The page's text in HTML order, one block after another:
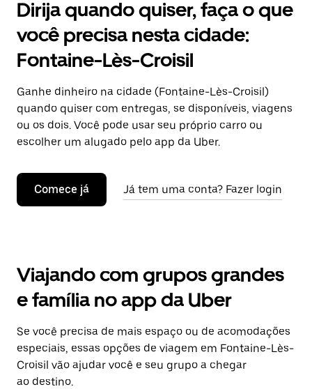
Dirija quando quiser, faça o que
você precisa nesta cidade:
Fontaine-Lès-Croisil
Ganhe dinheiro na cidade (Fontaine-Lès-Croisil)
quando quiser com entregas, se disponíveis, viagens
ou os dois. Você pode usar seu próprio carro ou
escolher um alugado pelo app da Uber.
Comece já Já tem uma conta? Fazer login
Viajando com grupos grandes
e família no app da Uber
Se você precisa de mais espaço ou de acomodações
especiais, essas opções de viagem em Fontaine-Lès-
Croisil vão ajudar você e seu grupo a chegar
ao destino.